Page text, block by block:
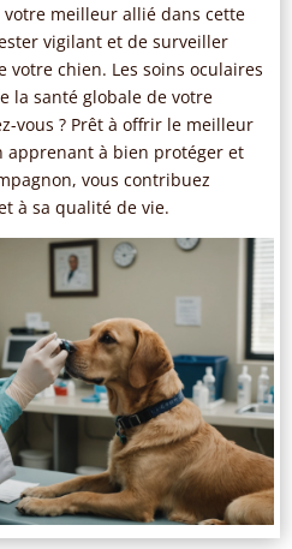
meilleur allié dans cette
vigilant et de surveiller
votre chien. Les soins oculaires
la santé globale de votre
vous ? Prêt à offrir le meilleur
apprenant à bien protéger et
vous contribuez
à sa qualité de vie.